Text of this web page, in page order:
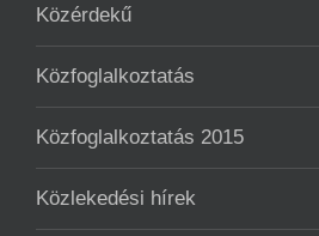
Közérdekű
Közfoglalkoztatás
Közfoglalkoztatás 2015
Közlekedési hírek